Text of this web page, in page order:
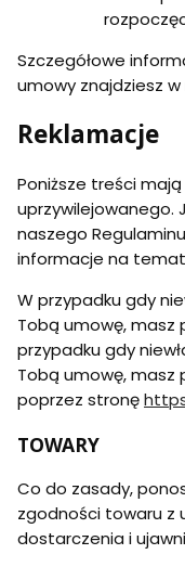
Szczegółowe
umowy znajdziesz
Reklamacje
Poniższe treści
uprzywilejowanego.
naszego
informacje na
W przypadku gdy
Tobą umowę, masz
przypadku gdy
Tobą umowę, masz
poprzez stronę
TOWARY
Co do zasady,
zgodności towaru z
dostarczenia i